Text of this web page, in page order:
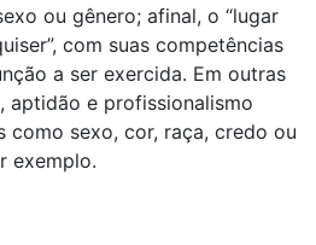
ou gênero; afinal, o “lugar
com suas competências
a ser exercida. Em outras
aptidão e profissionalismo
como sexo, cor, raça, credo ou
exemplo.